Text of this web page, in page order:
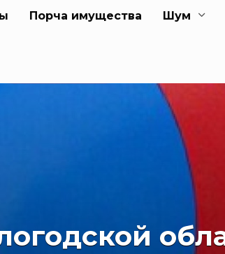
Порча имущества Шум